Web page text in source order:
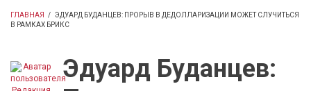
ГЛАВНАЯ / ЭДУАРД БУДАНЦЕВ: ПРОРЫВ В ДЕДОЛЛАРИЗАЦИИ МОЖЕТ СЛУЧИТЬСЯ
В РАМКАХ БРИКС
Эдуард Буданцев: